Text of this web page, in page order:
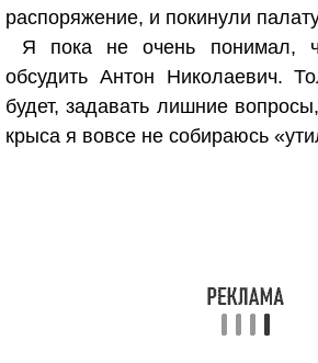
распоряжение, и покинули
Я пока не очень понимал,
обсудить Антон Николаевич.
будет, задавать лишние
крыса я вовсе не собираюсь